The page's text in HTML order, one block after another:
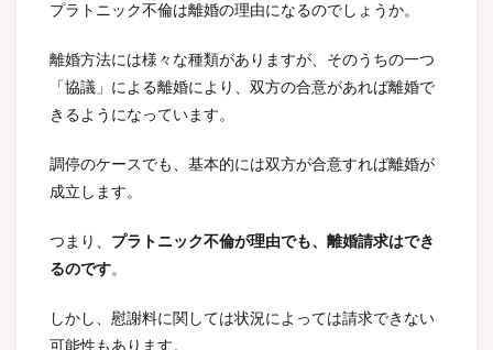
プラトニック不倫は離婚の理由になるのでしょうか。
離婚方法には様々な種類がありますが、そのうちの一つ
「協議」による離婚により、双方の合意があれば離婚で
きるようになっています。
調停のケースでも、基本的には双方が合意すれば離婚が
成立します。
つまり、 プラトニック不倫が理由でも、離婚請求はでき
るのです。
しかし、慰謝料に関しては状況によっては請求できない
可能性もあります。